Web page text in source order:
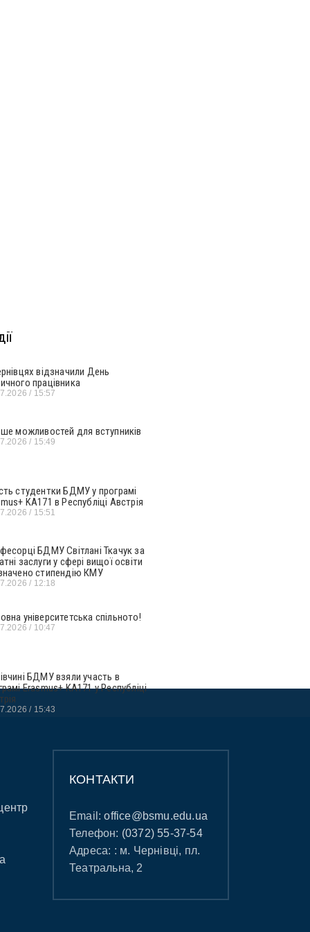
відзначили День
працівника
15:57
можливостей для вступників
15:49
студентки БДМУ у програмі
KA171 в Республіці Австрія
15:51
БДМУ Світлані Ткачук за
заслуги у сфері вищої освіти
стипендію КМУ
12:18
університетська спільното!
10:47
БДМУ взяли участь в
Erasmus+ KA171 у Республіці
15:43
КОНТАКТИ
Email:office@bsmu.edu.ua
Телефон: (0372) 55-37-54
Адреса: : м. Чернівці, пл.
Театральна, 2